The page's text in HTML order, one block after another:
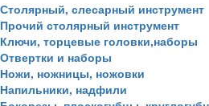
Столярный, слесарный инструмент
Прочий столярный инструмент
Ключи, торцевые головки,наборы
Отвертки и наборы
Ножи, ножницы, ножовки
Напильники, надфили